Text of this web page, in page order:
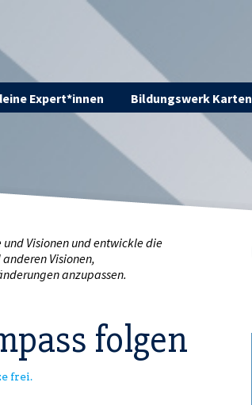
Expert*innen Bildungswerk Karten
Visionen und entwickle die
Visionen,
anzupassen.
folgen
frei.